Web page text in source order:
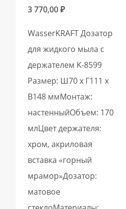
3 770,00₽
WasserKRAFT Дозатор
для жидкого мыла с
держателем K-8599
Размер: Ш70 х Г111 х
В148 ммМонтаж:
настенныйОбъем: 170
млЦвет держателя:
хром, акриловая
вставка «горный
мрамор»Дозатор:
матовое